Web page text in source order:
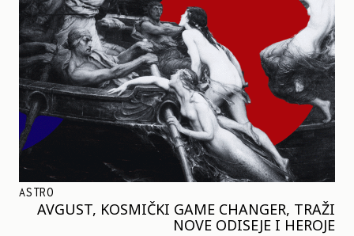
ASTRO
AVGUST, KOSMIČKI GAME CHANGER, TRAŽI
NOVE ODISEJE I HEROJE